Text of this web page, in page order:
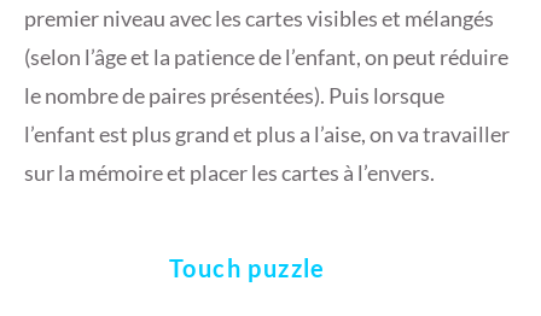
premier niveau avec les cartes visibles et mélangés
(selon l’âge et la patience de l’enfant, on peut réduire
le nombre de paires présentées). Puis lorsque
l’enfant est plus grand et plus a l’aise, on va travailler
sur la mémoire et placer les cartes à l’envers.
Touch puzzle